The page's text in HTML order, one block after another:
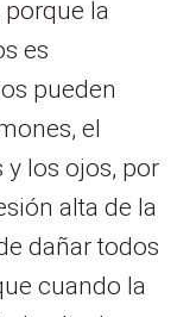
la
es
pueden
el
y los ojos, por
alta de la
dañar todos
cuando la